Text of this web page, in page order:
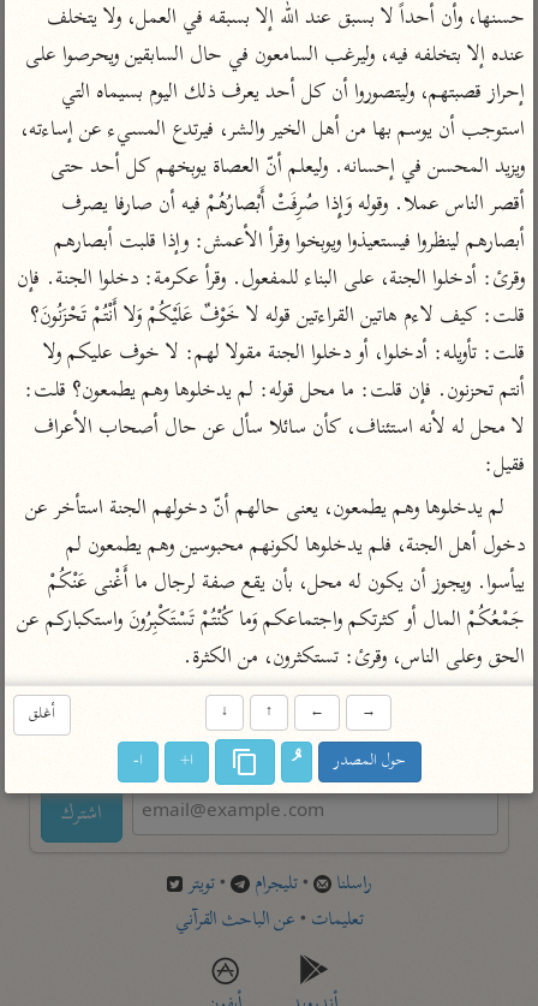
تفسير الماوردي
منتقاة
تفسير ابن القيم
تفسير ابن تيمية
عامّة
تفسير السمعاني
تفسير مكّي
محاسن التأويل
للقاسمي
تفسير الثعالبي
تفسير السمرقندي
تفسير الثعلبي
أخرى
أضواء البيان
نظم الدرر للبقاعي
لغة وبلاغة
التحرير والتنوير
المحرر الوجيز لابن
عطية
البحر المحيط لأبي
حيان
البسيط للواحدي
الكشاف للزمخشري
مركَّزة العبارة
تفسير الجلالين
جامع البيان للإيجي
تفسير البيضاوي
تفسير النسفي
الوجيز للواحدي
تفسير ابن أبي زمنين
آثار
موسوعة التفسير
المأثور
الدر المنثور
تفسير ابن أبي حاتم
تفسير مقاتل
تفسير قتادة
اشترك لتصلك أخبار مشاريعنا
اشترك
راسلنا •تليجرام •تويتر
تعليمات •عن الباحث القرآني
فقيل:
الحق وعلى الناس، وقرئ: تستكثرون، من الكثرة.
أغلق →
←
↑
↓
حول المصدر ا+ ا-